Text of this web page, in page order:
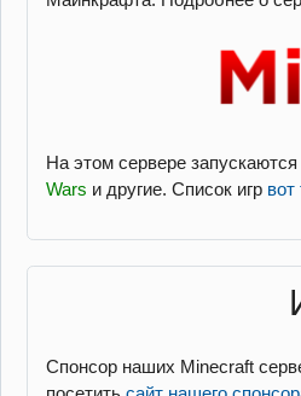
На этом сервере
Wars и другие. Список игр вот
Спонсор наших Minecraft